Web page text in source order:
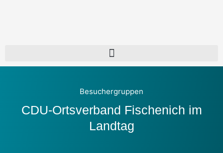
Besuchergruppen
CDU-Ortsverband Fischenich im
Landtag